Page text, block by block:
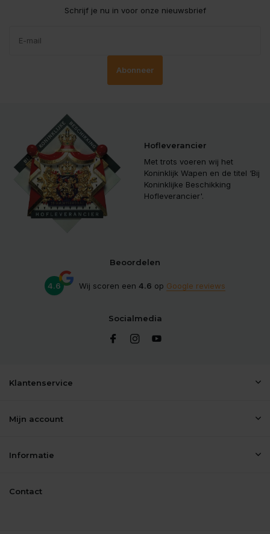
Schrijf je nu in voor onze nieuwsbrief
Abonneer
Hofleverancier
Met trots voeren wij het
Koninklijk Wapen en de titel ‘Bij
Koninklijke Beschikking
Hofleverancier'.
Beoordelen
4.6 Wij scoren een 4.6 op Google reviews
Socialmedia
Klantenservice
Mijn account
Informatie
Contact